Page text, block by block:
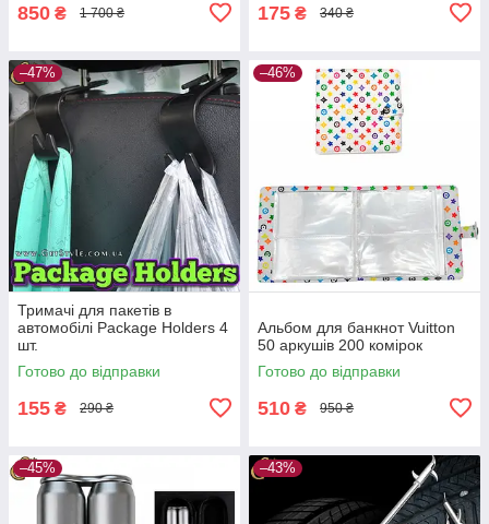
850 ₴ 1 700 ₴ 175 ₴ 340 ₴
–47%
Тримачі для пакетів в
автомобілі Package Holders 4
шт.
Готово до відправки
155 ₴ 290 ₴
–46%
Альбом для банкнот Vuitton
50 аркушів 200 комірок
Готово до відправки
510 ₴ 950 ₴
–45% –43%